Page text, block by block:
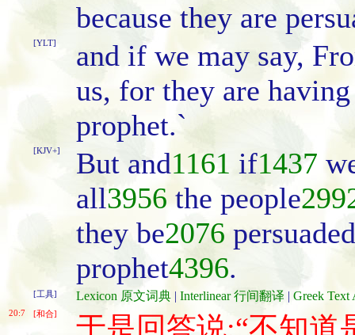
because they are
[YLT]
and if we may say,
us, for they are
prophet.`
[KJV+] But and1161 if1437
all3956the people
they be2076 persuaded
prophet4396.
[工具] Lexicon 原文词典 | Interlinear 行间翻译 | Greek
20:7 [和合] 于是回答说:“不知道